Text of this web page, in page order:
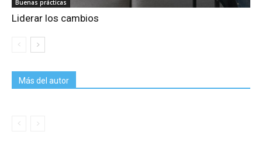
Buenas prácticas
Liderar los cambios
Más del autor